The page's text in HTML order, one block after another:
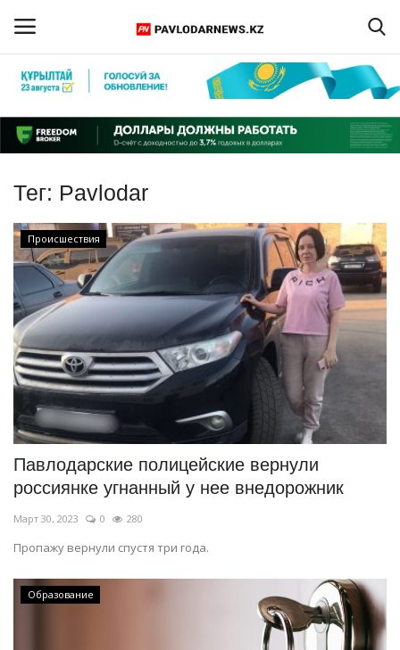
Регистрация
Главная
Обратная связь
ПАВЛОДАРСКАЯ ОБЛАСТЬ
КАЗАХСТАН
МИР
СПЕЦПРОЕКТЫ
СПОРТ
Чек-лист
РАЗВЛЕЧЕНИЯ
Тег: Pavlodar
Происшествия
Павлодарские полицейские вернули
россиянке угнанный у нее внедорожник
Март 30, 2023 0 280
Пропажу вернули спустя три года.
Образование